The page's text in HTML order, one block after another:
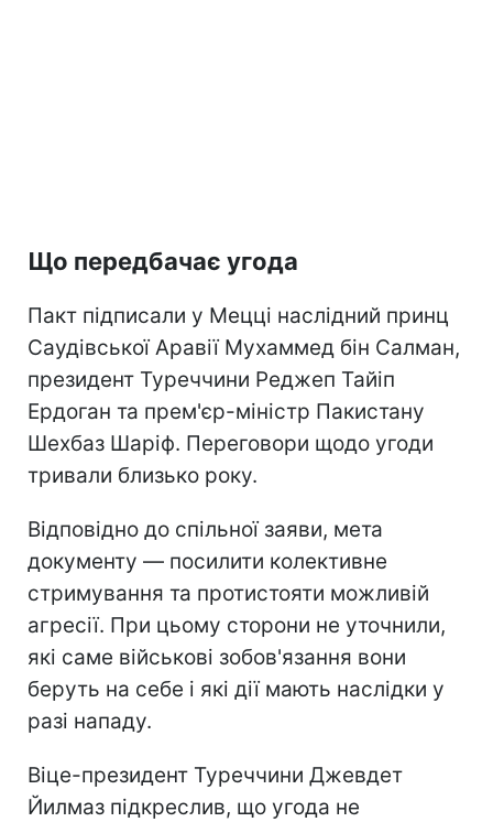
Що передбачає угода
Пакт підписали у Мецці наслідний принц
Саудівської Аравії Мухаммед бін Салман,
президент Туреччини Реджеп Тайіп
Ердоган та прем'єр-міністр Пакистану
Шехбаз Шаріф. Переговори щодо угоди
тривали близько року.
Відповідно до спільної заяви, мета
документу — посилити колективне
стримування та протистояти можливій
агресії. При цьому сторони не уточнили,
які саме військові зобов'язання вони
беруть на себе і які дії мають наслідки у
разі нападу.
Віце-президент Туреччини Джевдет
Йилмаз підкреслив, що угода не